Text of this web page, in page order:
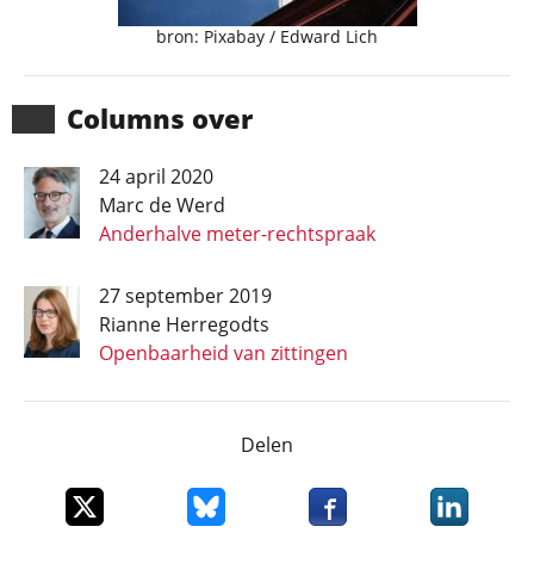
bron: Pixabay / Edward Lich
Columns over
24 april 2020
Marc de Werd
Anderhalve meter-rechtspraak
27 september 2019
Rianne Herregodts
Openbaarheid van zittingen
Delen
Deel dit item op XDeel dit item op Bluesky
Deel dit item opDeel dit